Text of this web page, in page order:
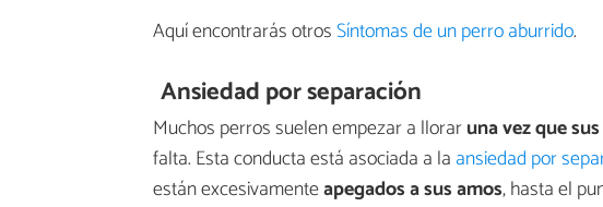
Aquí encontrarás otrosSíntomas de un perro aburrido.
Ansiedad por separación
Muchos perros suelen empezar a lloraruna vez que
falta. Esta conducta está asociada a la ansiedad por
están excesivamenteapegados a sus amos, hasta el